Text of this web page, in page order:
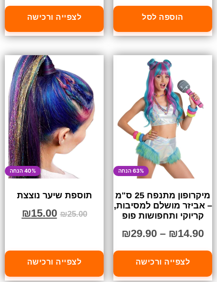
הוספה לסל לצפייה ורכישה
63% הנחה
מיקרופון מתנפח 25 ס"מ
– אביזר מושלם למסיבות,
קריוקי ותחפושות פופ
₪14.90
–
₪29.90
לצפייה ורכישה
40% הנחה
תוספת שיער נוצצת
₪25.00
₪15.00
לצפייה ורכישה